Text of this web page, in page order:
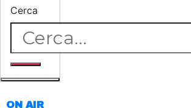
Cerca
ON AIR